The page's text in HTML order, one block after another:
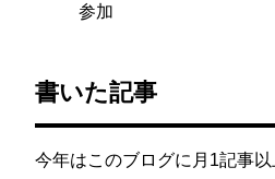
参加
書いた記事
今年はこのブログに月1記事